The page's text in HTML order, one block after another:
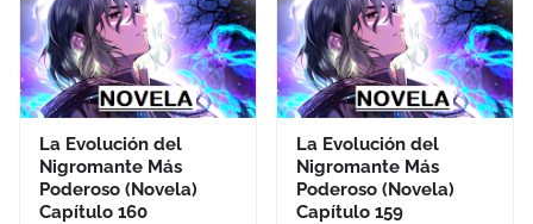
La Evolución del
Nigromante Más
Poderoso (Novela)
Capítulo 160
La Evolución del
Nigromante Más
Poderoso (Novela)
Capítulo 159